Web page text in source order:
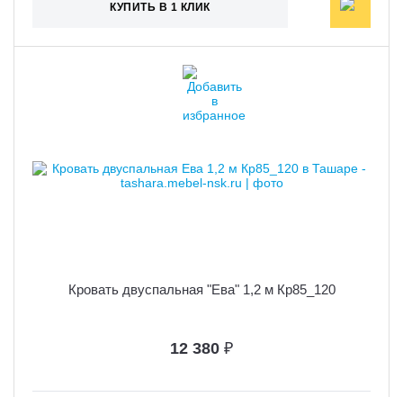
КУПИТЬ В 1 КЛИК
Кровать двуспальная "Ева" 1,2 м Кр85_120
12 380 ₽